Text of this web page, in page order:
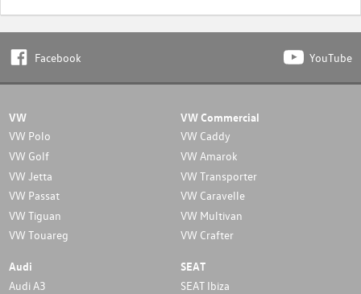
Facebook YouTube
VW
VW Polo
VW Golf
VW Jetta
VW Passat
VW Tiguan
VW Touareg
VW Commercial
VW Caddy
VW Amarok
VW Transporter
VW Caravelle
VW Multivan
VW Crafter
Audi
Audi A3
SEAT
SEAT Ibiza